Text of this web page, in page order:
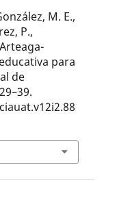
M. E.,
P.,
para
de